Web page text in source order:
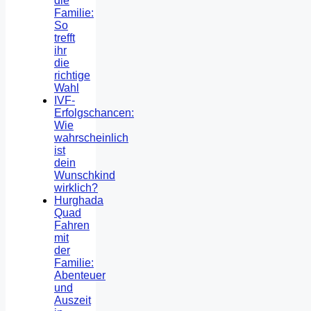
Familie:
So
trefft
ihr
die
richtige
Wahl
IVF-
Erfolgschancen:
Wie
wahrscheinlich
ist
dein
Wunschkind
wirklich?
Hurghada
Quad
Fahren
mit
der
Familie:
Abenteuer
und
Auszeit